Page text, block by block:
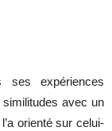
ses expériences
avec un
orienté sur celui-